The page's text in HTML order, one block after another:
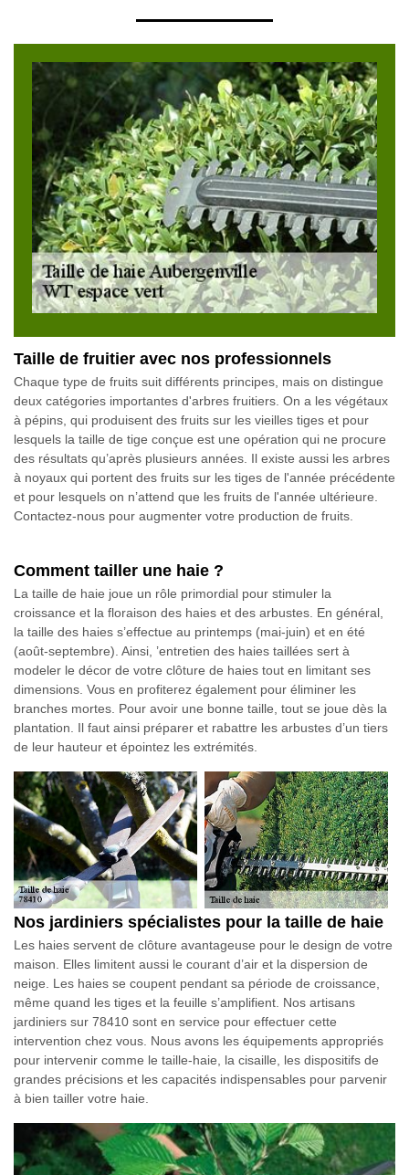
Taille de fruitier avec nos professionnels
Chaque type de fruits suit différents principes, mais on distingue
deux catégories importantes d'arbres fruitiers. On a les végétaux
à pépins, qui produisent des fruits sur les vieilles tiges et pour
lesquels la taille de tige conçue est une opération qui ne procure
des résultats qu’après plusieurs années. Il existe aussi les arbres
à noyaux qui portent des fruits sur les tiges de l'année précédente
et pour lesquels on n’attend que les fruits de l'année ultérieure.
Contactez-nous pour augmenter votre production de fruits.
Comment tailler une haie ?
La taille de haie joue un rôle primordial pour stimuler la
croissance et la floraison des haies et des arbustes. En général,
la taille des haies s’effectue au printemps (mai-juin) et en été
(août-septembre). Ainsi, ’entretien des haies taillées sert à
modeler le décor de votre clôture de haies tout en limitant ses
dimensions. Vous en profiterez également pour éliminer les
branches mortes. Pour avoir une bonne taille, tout se joue dès la
plantation. Il faut ainsi préparer et rabattre les arbustes d’un tiers
de leur hauteur et épointez les extrémités.
Nos jardiniers spécialistes pour la taille de haie
Les haies servent de clôture avantageuse pour le design de votre
maison. Elles limitent aussi le courant d’air et la dispersion de
neige. Les haies se coupent pendant sa période de croissance,
même quand les tiges et la feuille s’amplifient. Nos artisans
jardiniers sur 78410 sont en service pour effectuer cette
intervention chez vous. Nous avons les équipements appropriés
pour intervenir comme le taille-haie, la cisaille, les dispositifs de
grandes précisions et les capacités indispensables pour parvenir
à bien tailler votre haie.